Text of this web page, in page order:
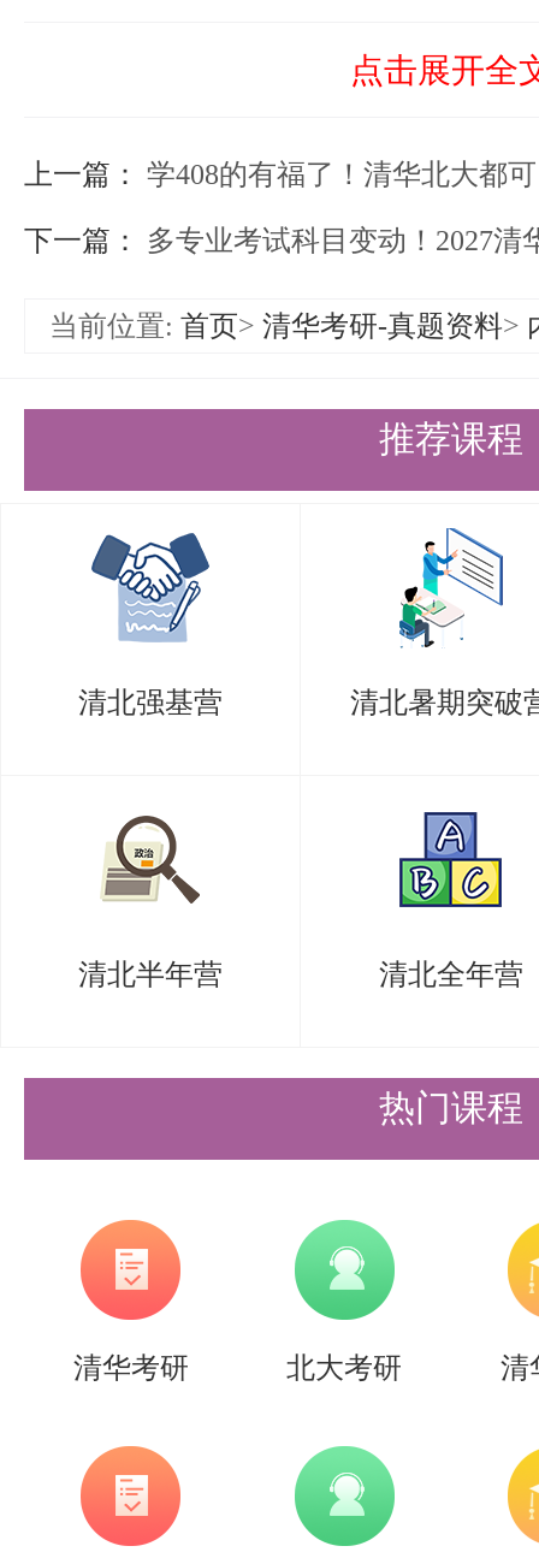
北大计算机学院：计算机科学与
北大智能学院：智能科学与技术
也全部考408。
北大力学与工程科学学院：机械
北大软件与微电子学院：电子信
能/网络与信息安全/新兴交叉学科
北大深圳研究生院：计算机科学
机科学与技术），同样考408。
清华求真书院：数学与人工智能
清华计算机科学与技术系：电子
2027招生公告调整的对象，改考
清华网研院和软件学院：电子信
象，都改考408。
清华深圳国际研究生院：电子信
模型科学与工程/人工智能赋能科
据技术与工程，也是2027招生公
408。
简单来说，北京大学考408的选
院、智能学院、软微学院、深圳
器人学院、力学与工程科学学院
点击展开全
上一篇： 学408的有福了！清华北大都
下一篇： 多专业考试科目变动！2027清华
当前位置: 首页> 清华考研-真题资料>
推荐课程
清北强基营 清北暑期突破
清北半年营 清北全年营
热门课程
清华考研 北大考研 清